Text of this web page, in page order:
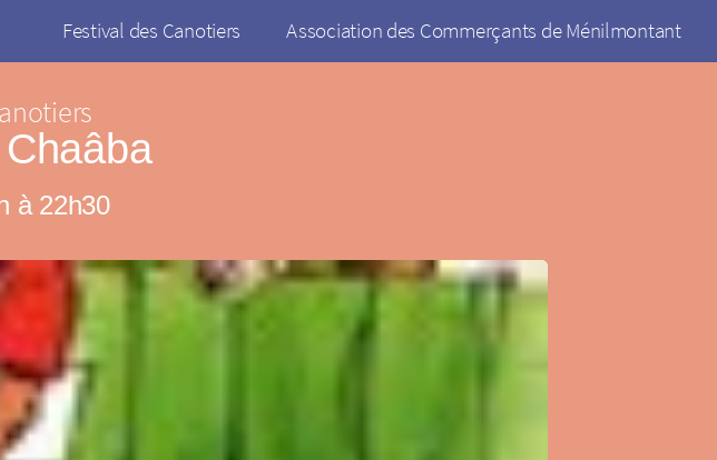
Festival des Canotiers Association des Commerçants de Ménilmontant
à 22h30